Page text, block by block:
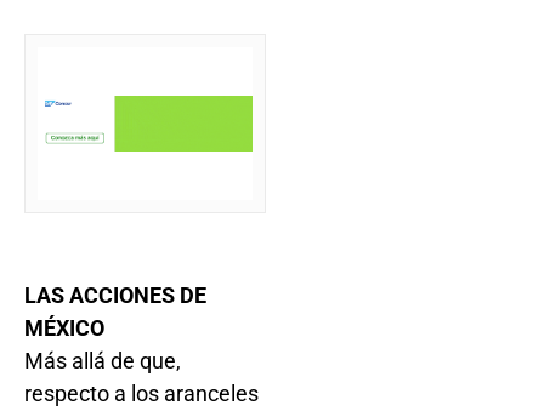
LAS ACCIONES DE
MÉXICO
Más allá de que,
respecto a los aranceles